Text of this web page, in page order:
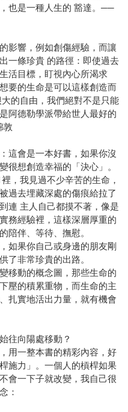
也是一種人生的 豁達。──
影響，例如創傷經驗，而讓
一條珍貴 的路徑：即使過去
活目標，盯視內心所渴求
要的生命是可以這樣創造而
的自由，我們絕對不是只能
阿德勒學派帶給世人最好的
敦
這會是一本好書，如果你沒
很想創造幸福的「決心」。
我見過不少辛苦的生命，
過去埋藏深處的傷痕給拉了
連 主人自己都摸不著，像是
務經驗裡，這樣深層厚重的
陪伴、等待、撫慰。
如果你自己或身邊的朋友剛
了非常珍貴的出路。
移動的概念圖，那些生命的
壓的積累重物，而生命的主
扎實地活出力量，就有機會
往向陽處移動？
用一整本書的精彩內容，好
施力」。一個人的槓桿如果
會一下子就改變，我自己很
：